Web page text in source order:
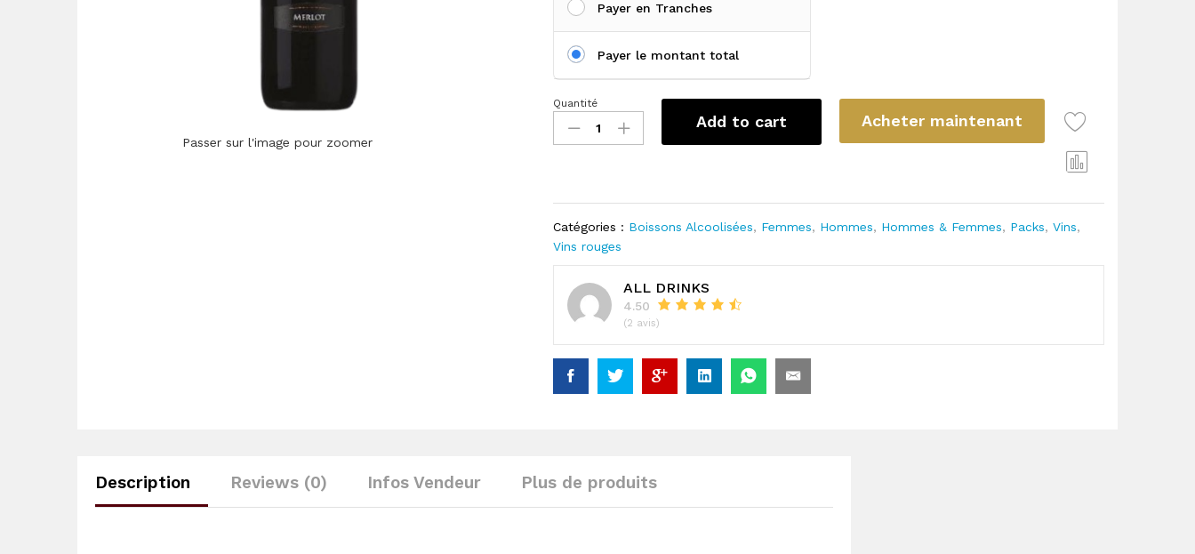
Passer sur l'image pour zoomer
Payer en Tranches
Payer le montant total
Cielo
Terra
Quantité
Add to cart Acheter maintenant
pare
r
Catégories : Boissons Alcoolisées, Femmes, Hommes, Hommes & Femmes, Packs,Vins,
Vins rouges
ALL DRINKS
4.50
(2 avis)
Description Reviews (0) Infos Vendeur Plus de produits